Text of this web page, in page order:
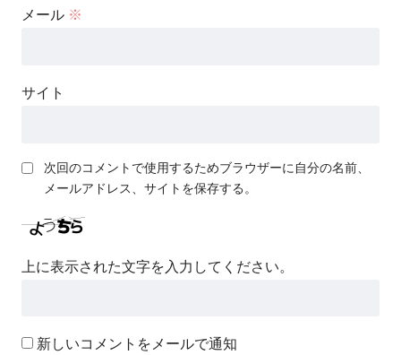
メール ※
サイト
次回のコメントで使用するためブラウザーに自分の名前、
メールアドレス、サイトを保存する。
上に表示された文字を入力してください。
新しいコメントをメールで通知